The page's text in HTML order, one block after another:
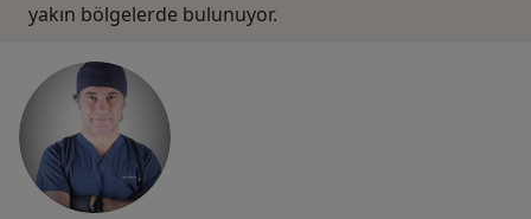
yakın bölgelerde bulunuyor.